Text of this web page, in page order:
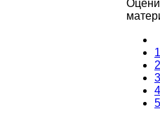
1
2
3
4
5